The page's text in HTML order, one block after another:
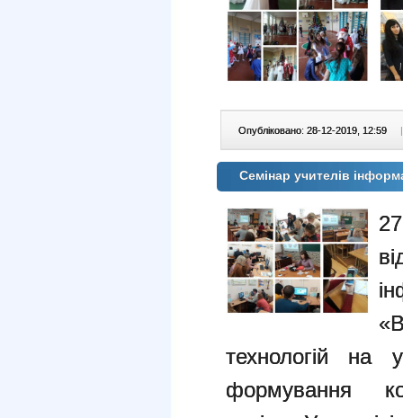
Опубліковано: 28-12-2019, 12:59 |
Семінар учителів
технологій на
формування